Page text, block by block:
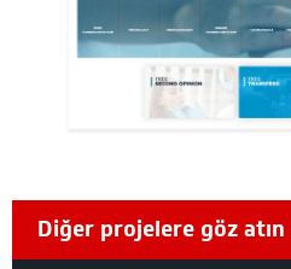
Diğer projelere göz atın